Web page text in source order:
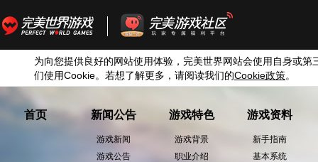
为向您提供良好的网站使用体验，完美世界网站会使用自身或第
们使用Cookie。若想了解更多，请阅读我们的Cookie政策。
首页 新闻公告
游戏新闻
游戏公告
游戏特色
游戏背景
职业介绍
游戏资料
新手指南
基本系统